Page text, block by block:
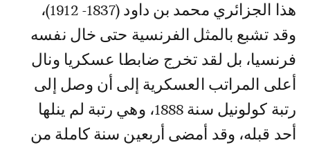
هذا الجزائري محمد بن داود (1837- 1912)،
وقد تشبع بالمثل الفرنسية حتى خال نفسه
فرنسيا، بل لقد تخرج ضابطا عسكريا ونال
أعلى المراتب العسكرية إلى أن وصل إلى
رتبة كولونيل سنة 1888، وهي رتبة لم ينلها
أحد قبله، وقد أمضى أربعين سنة كاملة من